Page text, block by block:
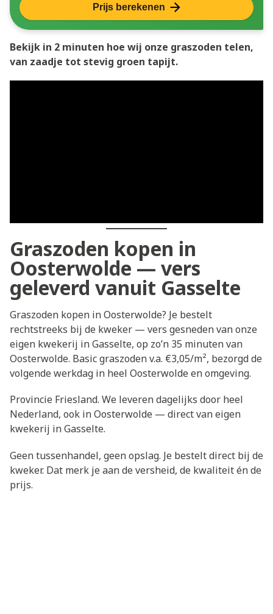
Prijs berekenen
Bekijk in 2 minuten hoe wij onze graszoden telen,
van zaadje tot stevig groen tapijt.
Graszoden kopen in
Oosterwolde — vers
geleverd vanuit Gasselte
Graszoden kopen in Oosterwolde? Je bestelt
rechtstreeks bij de kweker — vers gesneden van onze
eigen kwekerij in Gasselte, op zo’n 35 minuten van
Oosterwolde. Basic graszoden v.a. €3,05/m², bezorgd de
volgende werkdag in heel Oosterwolde en omgeving.
Provincie Friesland. We leveren dagelijks door heel
Nederland, ook in Oosterwolde — direct van eigen
kwekerij in Gasselte.
Geen tussenhandel, geen opslag. Je bestelt direct bij de
kweker. Dat merk je aan de versheid, de kwaliteit én de
prijs.